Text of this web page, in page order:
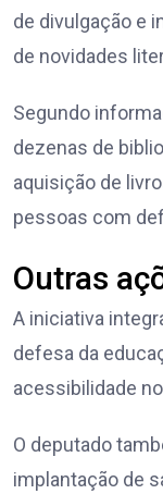
de divulgação e
de novidades
Segundo
dezenas de
aquisição de
pessoas com
Outras
A iniciativa
defesa da
acessibilidade
O deputado
implantação de